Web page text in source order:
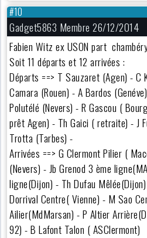
#10
Gadget5863 Membre 26/12/2014
Fabien Witz ex USON part
Soit 11 départs et 12 arrivées :
Départs ==> T Sauzaret (Agen) - C
Camara (Rouen) - A Bardos
Polutélé (Nevers) - R Gascou (
prêt Agen) - Th Gaici ( retraite) - J
Trotta (Tarbes) -
Arrivées ==> G Clermont Pilier (
(Nevers) - Jb Grenod 3 ème
ligne(Dijon) - Th Dufau
Dorrival Centre( Vienne) - M Sao
Ailier(MdMarsan) - P Altier
92) - B Lafont Talon ( ASClermont)